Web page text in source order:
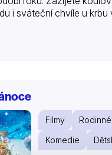
i sváteční chvíle u krbu
Filmy
Rodinné
Komedie